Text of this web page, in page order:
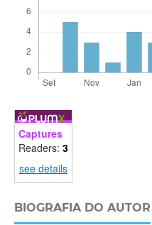
Captures
Readers: 3
see details
BIOGRAFIA DO AUTOR